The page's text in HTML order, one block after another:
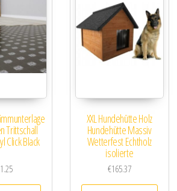
Trittschall
Click Black
XXL Hundehütte Holz
Hundehütte Massiv
Wetterfest Echtholz
isolierte
€165.37